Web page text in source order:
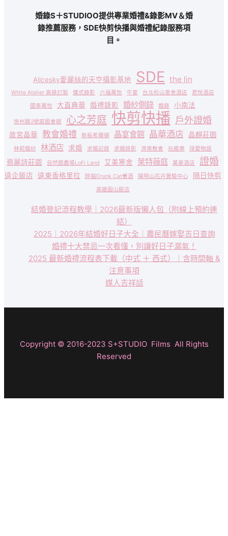
婚錄S＋STUDIOO提供專業婚禮&錄影MV＆婚
錄推薦服務，SDE快剪快播與婚禮紀錄服務項
目。
Alicesky愛麗絲的天空攝影基地 SDE the lin
White Atelier 高級訂製 儀式錄影 六福萬怡 午宴 台北松山意舍酒店
君悅酒店
國泰萬怡
大直典華 婚禮錄影 婚紗側錄 婚錄 小南法
徐州路2號庭園會館 心之芳庭 快剪快播 戶外證婚
故宮晶華 教會婚禮 新板希爾頓 晶宴會館 晶華酒店 晶麒莊園
林莉婚紗 林酒店 求婚 求婚記錄 求婚錄影 濟南教會 玩瘋樂 球愛物語
翡麗詩莊園 自然圈農場LoFi Land 艾美寒舍 萊特薇庭 萬豪酒店 證婚
遠企飯店 遠東香格里拉 醉貓Drunk Cat餐酒 陽明山花卉實驗中心 隔日快剪
高雄圓山飯店
結婚登記流程教學｜2026最新版懶人包（附線上預約連
結）
2025｜2026年結婚好日子大全｜農民曆嫁娶吉日查詢
婚禮十大禁忌一次看懂，別讓好日子漏氣！
2025 最新婚禮流程表下載（中式 ＋ 西式）｜含時間軸 &
注意事項
媒人吉祥話
Copyright © 2016-2023 S+STUDIO Films All Rights
Reserved